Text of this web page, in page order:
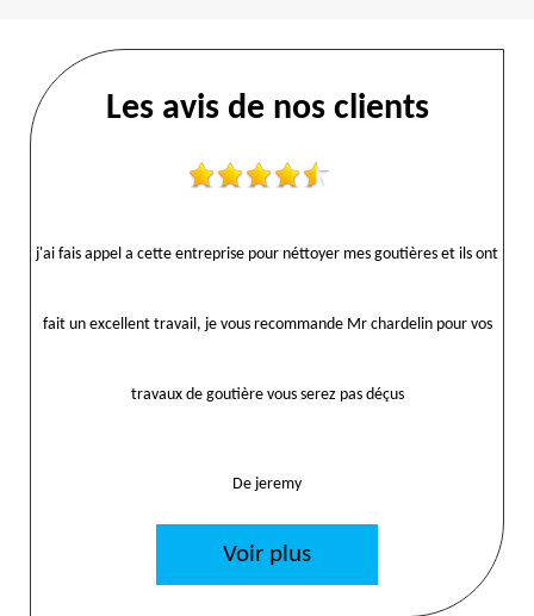
Les avis de nos clients
j'ai fais appel a cette entreprise pour néttoyer mes goutières et ils ont
fait un excellent travail, je vous recommande Mr chardelin pour vos
travaux de goutière vous serez pas déçus
De jeremy
Voir plus